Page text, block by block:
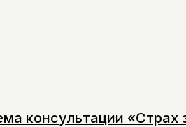
консультации